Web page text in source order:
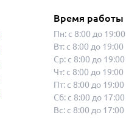
Время работы
Пн: с 8:00 до 19:00
Вт: с 8:00 до 19:00
Ср: с 8:00 до 19:00
Чт: с 8:00 до 19:00
Пт: с 8:00 до 19:00
Сб: с 8:00 до 17:00
Вс: с 8:00 до 17:00